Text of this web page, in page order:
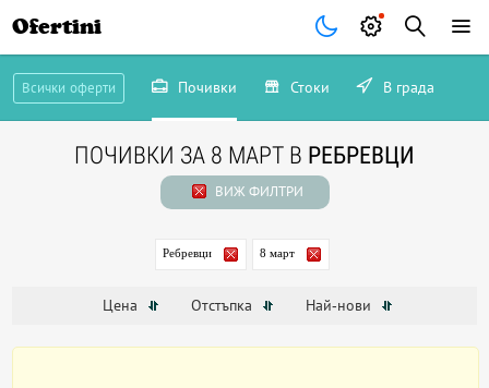
Ofertini
Всички оферти Почивки Стоки В града
ПОЧИВКИ ЗА 8 МАРТ В РЕБРЕВЦИ
ВИЖ ФИЛТРИ
Ребревци 8 март
Цена Отстъпка Най-нови